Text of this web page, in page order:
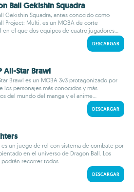
Ball Gekishin Squadra
Gekishin Squadra, antes conocido como
Project: Multi, es un MOBA de corte
en el que dos equipos de cuatro jugadores...
DESCARGAR
All-Star Brawl
Brawl es un MOBA 3v3 protagonizado por
los personajes más conocidos y más
del mundo del manga y el anime...
DESCARGAR
es un juego de rol con sistema de combate por
en el universo de Dragon Ball. Los
recorrer todos...
DESCARGAR